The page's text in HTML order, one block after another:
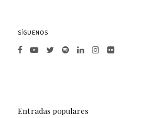
SÍGUENOS
Entradas populares